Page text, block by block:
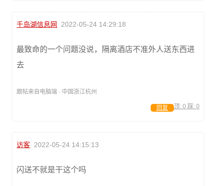
千岛湖信息网 2022-05-24 14:29:18
最致命的一个问题没说，隔离酒店不准外人送东西进
去
跟帖来自电脑端 · 中国浙江杭州
顶: 0 踩: 0
回复
访客 2022-05-24 14:15:13
闪送不就是干这个吗